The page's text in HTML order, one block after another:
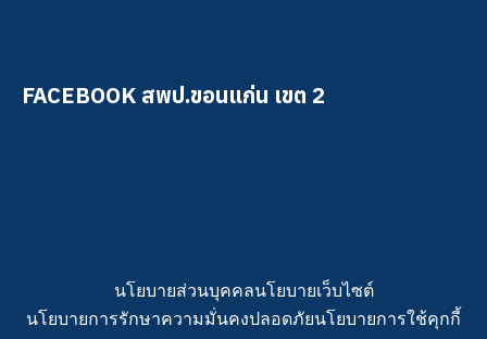
FACEBOOK สพป.ขอนแก่น เขต 2
นโยบายส่วนบุคคลนโยบายเว็บไซต์
นโยบายการรักษาความมั่นคงปลอดภัยนโยบายการใช้คุกกี้